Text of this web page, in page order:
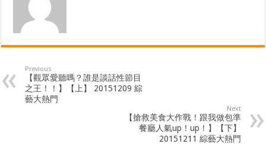
Previous
【觀眾愛聽嗎？誰是談話性節目
之王！！】【上】 20151209 綜
藝大熱門
Next
【搶救美食大作戰！跟我做包準
餐廳人氣up！up！】【下】
20151211 綜藝大熱門